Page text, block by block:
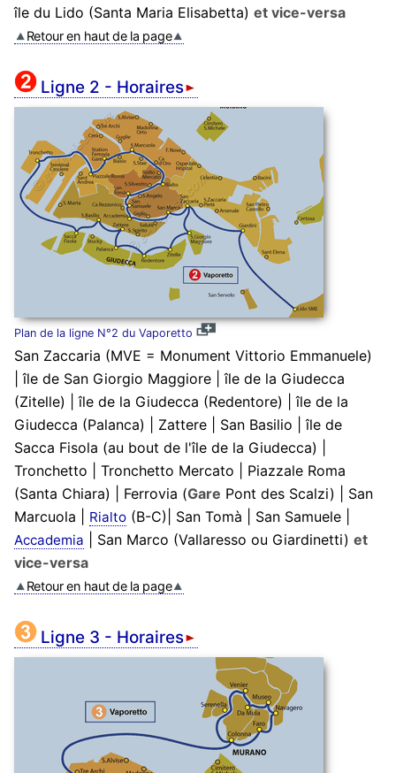
île du Lido (Santa Maria Elisabetta) et vice-versa
Retour en haut de la page
Ligne 2 - Horaires
Plan de la ligne N°2 du Vaporetto
San Zaccaria (MVE = Monument Vittorio Emmanuele)
| île de San Giorgio Maggiore | île de la Giudecca
(Zitelle) | île de la Giudecca (Redentore) | île de la
Giudecca (Palanca) | Zattere | San Basilio | île de
Sacca Fisola (au bout de l'île de la Giudecca) |
Tronchetto | Tronchetto Mercato | Piazzale Roma
(Santa Chiara) | Ferrovia (Gare Pont des Scalzi) | San
Marcuola |
Rialto(B-C)| San Tomà | San Samuele |
Accademia | San Marco (Vallaresso ou Giardinetti) et
vice-versa
Retour en haut de la page
Ligne 3 - Horaires